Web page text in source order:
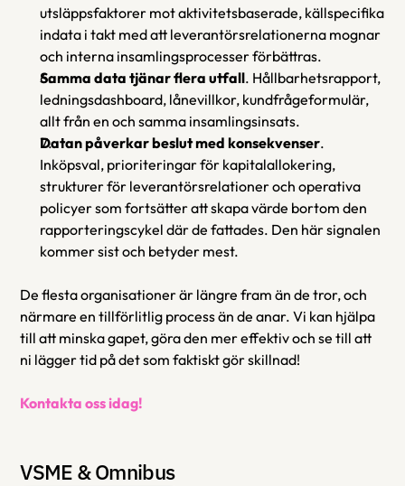
utsläppsfaktorer mot aktivitetsbaserade, källspecifika
indata i takt med att leverantörsrelationerna mognar
och interna insamlingsprocesser förbättras.
Samma data tjänar flera utfall. Hållbarhetsrapport,
ledningsdashboard, lånevillkor, kundfrågeformulär,
allt från en och samma insamlingsinsats.
Datan påverkar beslut med konsekvenser.
Inköpsval, prioriteringar för kapitalallokering,
strukturer för leverantörsrelationer och operativa
policyer som fortsätter att skapa värde bortom den
rapporteringscykel där de fattades. Den här signalen
kommer sist och betyder mest.
De flesta organisationer är längre fram än de tror, och
närmare en tillförlitlig process än de anar. Vi kan hjälpa
till att minska gapet, göra den mer effektiv och se till att
ni lägger tid på det som faktiskt gör skillnad!
Kontakta oss idag!
VSME & Omnibus